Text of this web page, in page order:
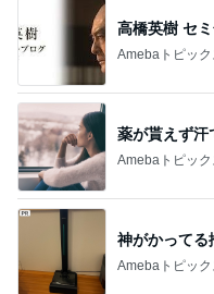
高橋英樹 セ
Amebaトピック
薬が貰えず汗
Amebaトピック
神がかってる
Amebaトピック